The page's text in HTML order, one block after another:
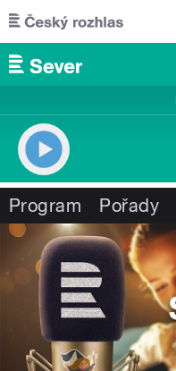
Přejít k hlavnímu obsahu
Program Pořady